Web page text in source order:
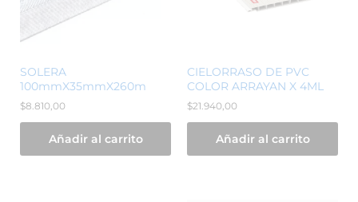
SOLERA
100mmX35mmX260m
$8.810,00
Añadir al carrito
CIELORRASO DE PVC
COLOR ARRAYAN X 4ML
$21.940,00
Añadir al carrito